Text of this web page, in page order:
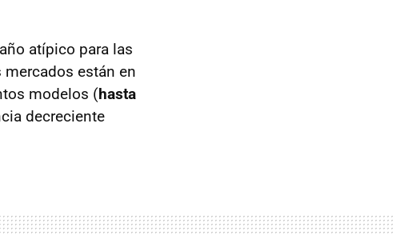
atípico para las
están en
modelos (hasta
decreciente